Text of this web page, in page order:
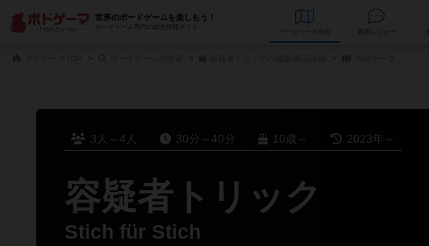
世界のボードゲームを楽しもう！
ボードゲーム専門の総合情報サイト
データベース
3人～4人 30分～40分 10歳～ 2023年～
容疑者トリック
Stich für Stich